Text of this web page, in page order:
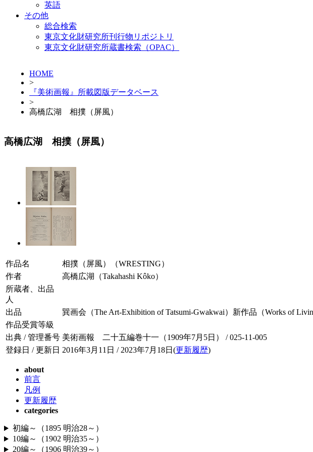
英語
その他
総合検索
東京文化財研究所刊行物リポジトリ
東京文化財研究所蔵書検索（OPAC）
HOME
>
『美術画報』所載図版データベース
>
高橋広湖 相撲（屏風）
高橋広湖 相撲（屏風）
作品名
相撲（屏風）（WRESTING）
作者
高橋広湖（Takahashi Kôko）
所蔵者、出品
人
出品
巽画会（The Art-Exhibition of Tatsumi-Gwakwai）新作品（Works of
作品受賞等級
出典 / 管理番号 美術画報 二十五編巻十一（1909年7月5日） / 025-11-005
登録日 / 更新日 2016年3月11日 / 2023年7月18日(更新履歴)
about
前言
凡例
更新履歴
categories
初編～（1895 明治28～）
10編～（1902 明治35～）
20編～（1906 明治39～）